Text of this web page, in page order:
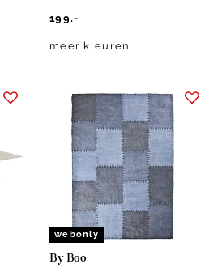
199.-
meer kleuren
webonly
By Boo